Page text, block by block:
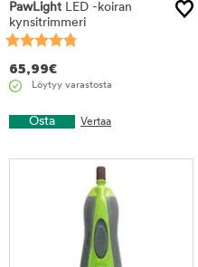
PawLight LED -koiran
kynsitrimmeri
65,99€
Löytyy varastosta
Osta Vertaa